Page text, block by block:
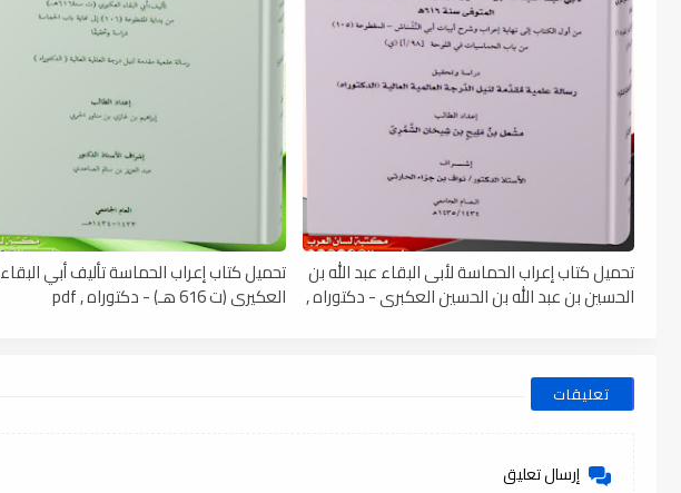
تحميل كتاب إعراب الحماسة لأبى البقاء عبد الله بن
الحسين بن عبد الله بن الحسين العكبرى - دكتوراه ,
تحميل كتاب إعراب الحماسة تأليف أبي البقاء
العكيري (ت 616 هـ) - دكتوراه , pdf
تعليقات
إرسال تعليق